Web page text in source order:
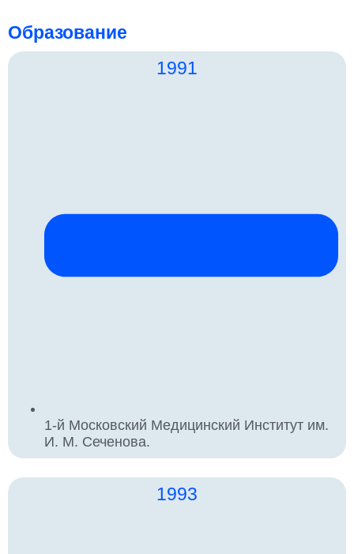
Образование
1991
1-й Московский Медицинский Институт им.
И. М. Сеченова.
1993